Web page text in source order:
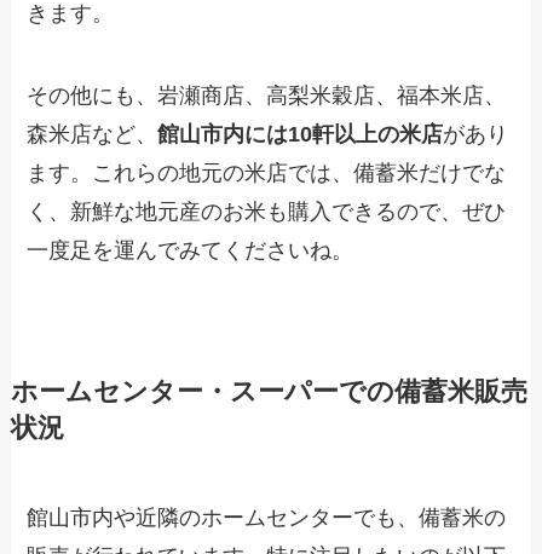
きます。
その他にも、岩瀬商店、高梨米穀店、福本米店、
森米店など、館山市内には10軒以上の米店があり
ます。これらの地元の米店では、備蓄米だけでな
く、新鮮な地元産のお米も購入できるので、ぜひ
一度足を運んでみてくださいね。
ホームセンター・スーパーでの備蓄米販売
状況
館山市内や近隣のホームセンターでも、備蓄米の